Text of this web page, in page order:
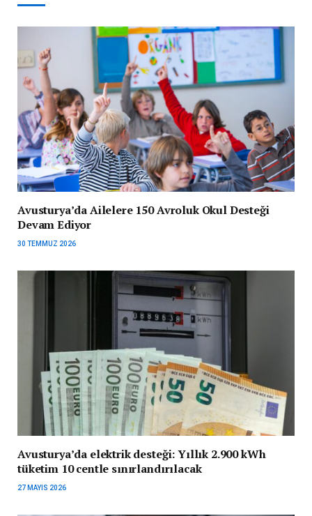
Avusturya’da Ailelere 150 Avroluk Okul Desteği
Devam Ediyor
30 TEMMUZ 2026
Avusturya’da elektrik desteği: Yıllık 2.900 kWh
tüketim 10 centle sınırlandırılacak
27 MAYIS 2026